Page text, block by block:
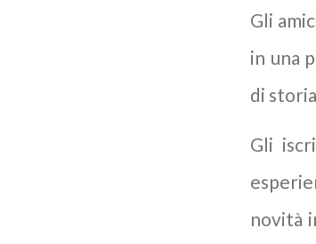
Gli
in una
di
Gli
novità